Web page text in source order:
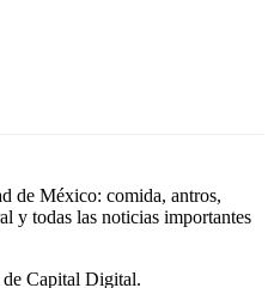
de México: comida, antros,
y todas las noticias importantes
de Capital Digital.